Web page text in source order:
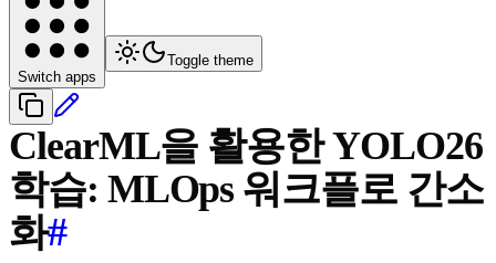
Switch apps
Toggle theme
ClearML을 활용한 YOLO26
학습: MLOps 워크플로 간소
화#